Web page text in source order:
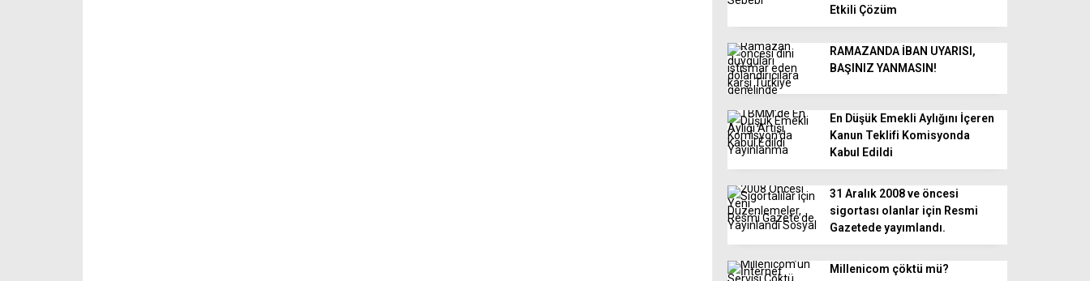
Etkili Çözüm
RAMAZANDA İBAN UYARISI,
BAŞINIZ YANMASIN!
En Düşük Emekli Aylığını İçeren
Kanun Teklifi Komisyonda
Kabul Edildi
31 Aralık 2008 ve öncesi
sigortası olanlar için Resmi
Gazetede yayımlandı.
Millenicom çöktü mü?